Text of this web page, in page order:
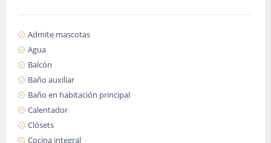
Admite mascotas
Agua
Balcón
Baño auxiliar
Baño en habitación principal
Calentador
Clósets
Cocina integral